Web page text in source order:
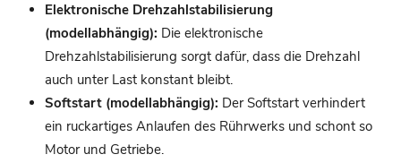
Elektronische Drehzahlstabilisierung
(modellabhängig): Die elektronische
Drehzahlstabilisierung sorgt dafür, dass die Drehzahl
auch unter Last konstant bleibt.
Softstart (modellabhängig): Der Softstart verhindert
ein ruckartiges Anlaufen des Rührwerks und schont so
Motor und Getriebe.